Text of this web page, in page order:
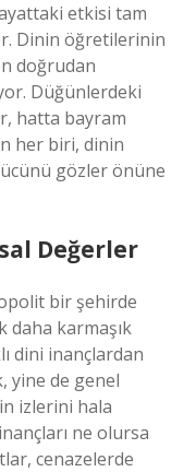
etkisi tam
Dinin öğretilerinin
doğrudan
Düğünlerdeki
hatta bayram
her biri, dinin
gözler önüne
Değerler
bir şehirde
karmaşık
dini inançlardan
yine de genel
izlerini hala
ne olursa
cenazelerde